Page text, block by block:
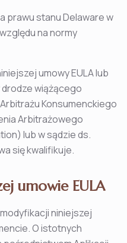
prawu stanu Delaware w
na normy
umowy EULA lub
wiążącego
Konsumenckiego
Arbitrażowego
lub w sądzie ds.
się kwalifikuje.
umowie EULA
niniejszej
O istotnych